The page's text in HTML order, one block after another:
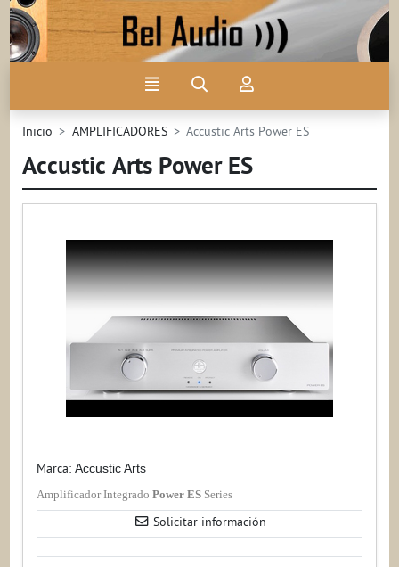
Ir al contenido principal de la página
Menú Búsqueda
Inicio AMPLIFICADORES Accustic Arts Power ES
Accustic Arts Power ES
Marca: Accustic Arts
Amplificador Integrado Power ESSeries
Solicitar información